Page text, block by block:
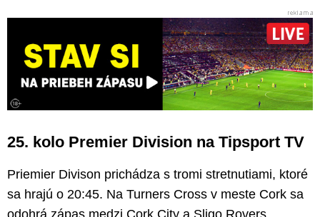
25. kolo Premier Division na Tipsport TV
Priemier Divison prichádza s tromi stretnutiami, ktoré
sa hrajú o 20:45. Na Turners Cross v meste Cork sa